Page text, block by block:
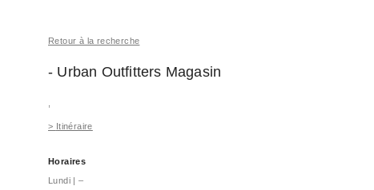
Retour à la recherche
- Urban Outfitters Magasin
> Itinéraire
Horaires
Lundi | –